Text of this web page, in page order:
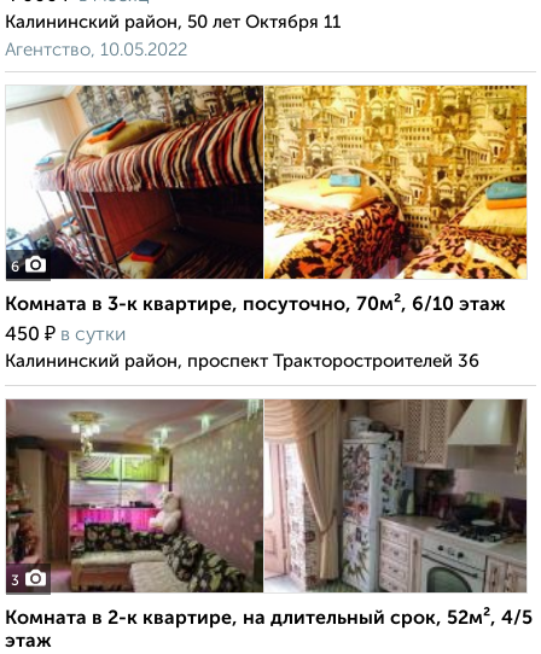
Калининский район, 50 лет Октября 11
Агентство, 10.05.2022
6
Комната в 3-к квартире, посуточно, 70м², 6/10 этаж
450 ₽ в сутки
Калининский район, проспект Тракторостроителей 36
3
Комната в 2-к квартире, на длительный срок, 52м², 4/5
этаж